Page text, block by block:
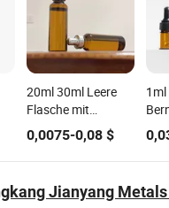
20ml 30ml Leere
Flasche mit
goldenem
Aluminiumdeckel
für orale
Medizin
0,0075-0,08$
1ml
Jianyang Metals